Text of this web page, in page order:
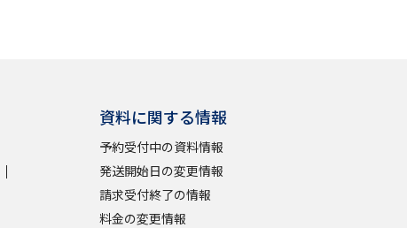
資料に関する情報
予約受付中の資料情報
発送開始日の変更情報
請求受付終了の情報
料金の変更情報